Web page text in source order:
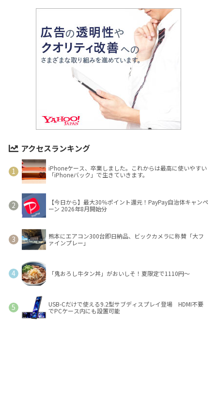
アクセスランキング
iPhoneケース、卒業しました。これからは最高に使いやすい
「iPhoneバック」で生きていきます。
【今日から】最大30％ポイント還元！PayPay自治体キャンペ
ーン 2026年8月開始分
熊本にエアコン300台即日納品、ビックカメラに称賛「大フ
ァインプレー」
「鬼おろし牛タン丼」がおいしそ！夏限定で1110円～
USB-Cだけで使える9.2型サブディスプレイ登場 HDMI不要
でPCケース内にも設置可能